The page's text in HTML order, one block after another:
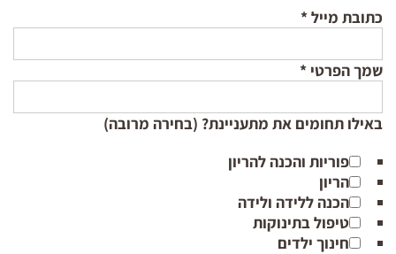
כתובת מייל*
שמך הפרטי *
באילו תחומים את מתעניינת? (בחירה מרובה)
פוריות והכנה להריון
הריון
הכנה ללידה ולידה
טיפול בתינוקות
חינוך ילדים